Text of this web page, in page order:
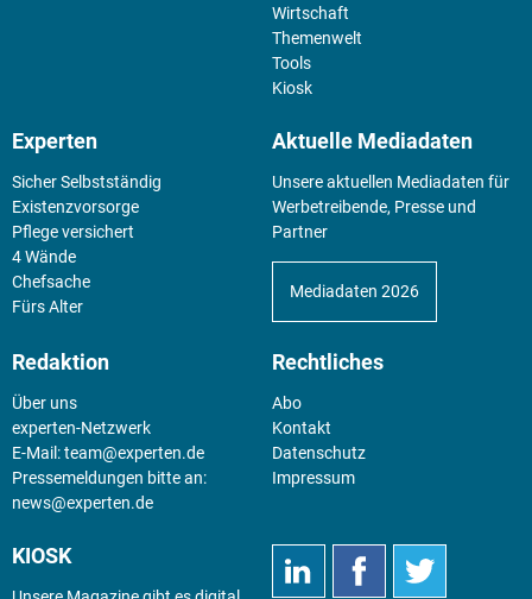
Wirtschaft
Themenwelt
Tools
Kiosk
Experten
Sicher Selbstständig
Existenz­vorsorge
Pflege versichert
4 Wände
Chefsache
Fürs Alter
Aktuelle Mediadaten
Unsere aktuellen Mediadaten für
Werbetreibende, Presse und
Partner
Mediadaten 2026
Redaktion
Über uns
experten-Netzwerk
E-Mail:team@experten.de
Pressemeldungen bitte an:
news@experten.de
Rechtliches
Abo
Kontakt
Datenschutz
Impressum
KIOSK